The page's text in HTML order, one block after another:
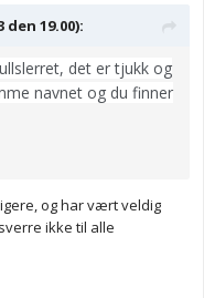
19.00):
det er tjukk og
navnet og du finner
og har vært veldig
ikke til alle